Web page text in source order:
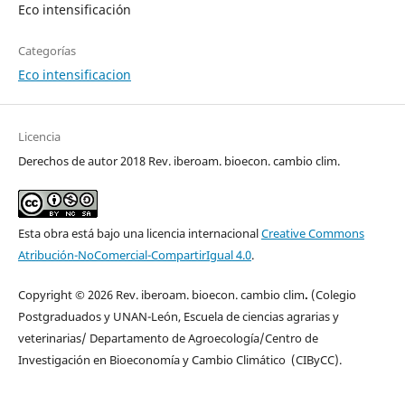
Eco intensificación
Categorías
Eco intensificacion
Licencia
Derechos de autor 2018 Rev. iberoam. bioecon. cambio clim.
Esta obra está bajo una licencia internacionalCreative Commons
Atribución-NoComercial-CompartirIgual 4.0.
Copyright © 2026 Rev. iberoam. bioecon. cambio clim. (Colegio
Postgraduados y UNAN-León, Escuela de ciencias agrarias y
veterinarias/ Departamento de Agroecología/Centro de
Investigación en Bioeconomía y Cambio Climático (CIByCC).